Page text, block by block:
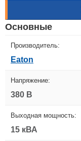
Основные
Производитель:
Eaton
Напряжение:
380 В
Выходная мощность:
15 кВА